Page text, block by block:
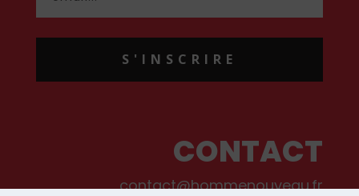
S'INSCRIRE
CONTACT
contact@hommenouveau.fr